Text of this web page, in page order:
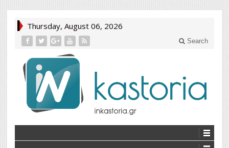
Thursday, August 06, 2026
Search